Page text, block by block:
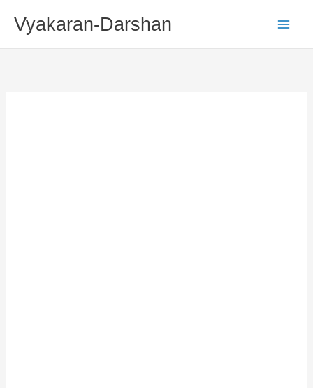
Vyakaran-Darshan